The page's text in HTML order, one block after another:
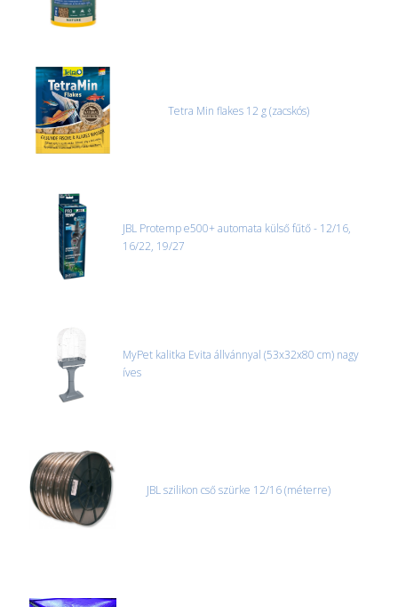
Tetra Min flakes 12 g (zacskós)
JBL Protemp e500+ automata külső fűtő - 12/16,
16/22, 19/27
MyPet kalitka Evita állvánnyal (53x32x80 cm) nagy
íves
JBL szilikon cső szürke 12/16 (méterre)